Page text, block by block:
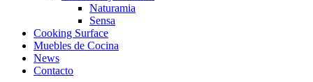
Naturamia
Sensa
Cooking Surface
Muebles de Cocina
News
Contacto